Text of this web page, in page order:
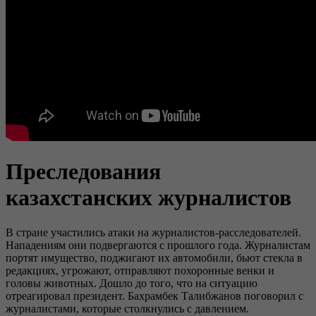
Преследования
казахстанских журналистов
В стране участились атаки на журналистов-расследователей.
Нападениям они подвергаются с прошлого года. Журналистам
портят имущество, поджигают их автомобили, бьют стекла в
редакциях, угрожают, отправляют похоронные венки и
головы животных. Дошло до того, что на ситуацию
отреагировал президент. Бахрамбек Талибжанов поговорил с
журналистами, которые столкнулись с давлением.